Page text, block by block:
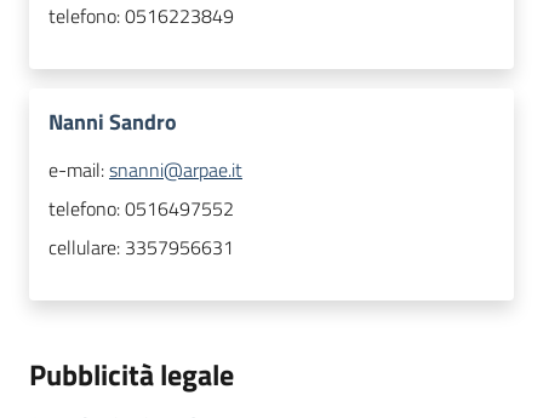
telefono:0516223849
Nanni Sandro
e-mail:snanni@arpae.it
telefono:0516497552
cellulare: 3357956631
Pubblicità legale